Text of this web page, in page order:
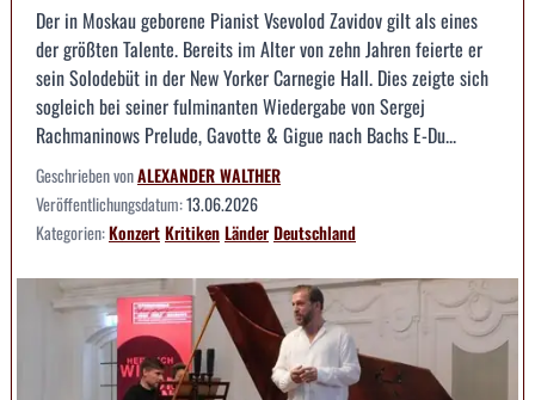
Der in Moskau geborene Pianist Vsevolod Zavidov gilt als eines
der größten Talente. Bereits im Alter von zehn Jahren feierte er
sein Solodebüt in der New Yorker Carnegie Hall. Dies zeigte sich
sogleich bei seiner fulminanten Wiedergabe von Sergej
Rachmaninows Prelude, Gavotte & Gigue nach Bachs E-Du...
Geschrieben vonALEXANDER WALTHER
Veröffentlichungsdatum:13.06.2026
Kategorien:KonzertKritikenLänderDeutschland